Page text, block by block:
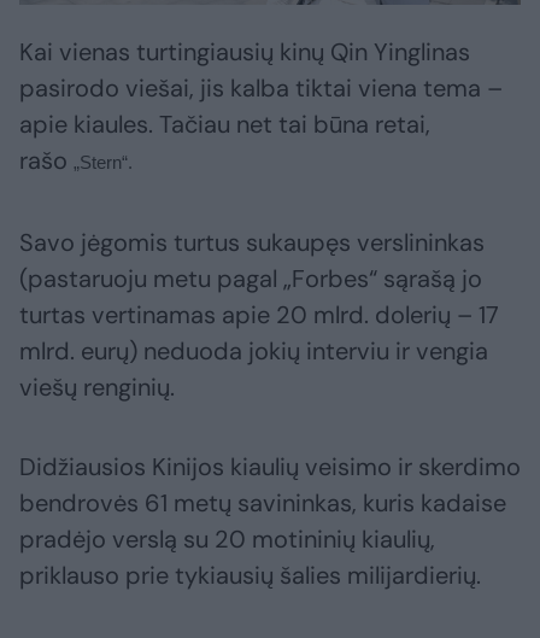
Kai vienas turtingiausių kinų Qin Yinglinas
pasirodo viešai, jis kalba tiktai viena tema –
apie kiaules. Tačiau net tai būna retai,
rašo „Stern“.
Savo jėgomis turtus sukaupęs verslininkas
(pastaruoju metu pagal „Forbes“ sąrašą jo
turtas vertinamas apie 20 mlrd. dolerių – 17
mlrd. eurų) neduoda jokių interviu ir vengia
viešų renginių.
Didžiausios Kinijos kiaulių veisimo ir skerdimo
bendrovės 61 metų savininkas, kuris kadaise
pradėjo verslą su 20 motininių kiaulių,
priklauso prie tykiausių šalies milijardierių.